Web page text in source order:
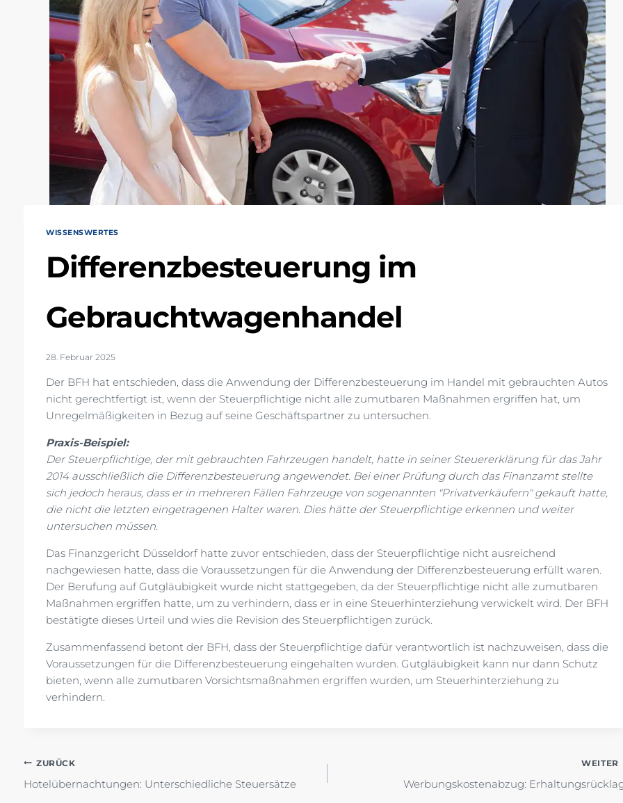
WISSENSWERTES
Differenzbesteuerung im
Gebrauchtwagenhandel
28. Februar 2025
Der BFH hat entschieden, dass die Anwendung der Differenzbesteuerung im Handel mit gebrauchten Autos
nicht gerechtfertigt ist, wenn der Steuerpflichtige nicht alle zumutbaren Maßnahmen ergriffen hat, um
Unregelmäßigkeiten in Bezug auf seine Geschäftspartner zu untersuchen.
Praxis-Beispiel:
Der Steuerpflichtige, der mit gebrauchten Fahrzeugen handelt, hatte in seiner Steuererklärung für das Jahr
2014 ausschließlich die Differenzbesteuerung angewendet. Bei einer Prüfung durch das Finanzamt stellte
sich jedoch heraus, dass er in mehreren Fällen Fahrzeuge von sogenannten "Privatverkäufern" gekauft hatte,
die nicht die letzten eingetragenen Halter waren. Dies hätte der Steuerpflichtige erkennen und weiter
untersuchen müssen.
Das Finanzgericht Düsseldorf hatte zuvor entschieden, dass der Steuerpflichtige nicht ausreichend
nachgewiesen hatte, dass die Voraussetzungen für die Anwendung der Differenzbesteuerung erfüllt waren.
Der Berufung auf Gutgläubigkeit wurde nicht stattgegeben, da der Steuerpflichtige nicht alle zumutbaren
Maßnahmen ergriffen hatte, um zu verhindern, dass er in eine Steuerhinterziehung verwickelt wird. Der BFH
bestätigte dieses Urteil und wies die Revision des Steuerpflichtigen zurück.
Zusammenfassend betont der BFH, dass der Steuerpflichtige dafür verantwortlich ist nachzuweisen, dass die
Voraussetzungen für die Differenzbesteuerung eingehalten wurden. Gutgläubigkeit kann nur dann Schutz
bieten, wenn alle zumutbaren Vorsichtsmaßnahmen ergriffen wurden, um Steuerhinterziehung zu
verhindern.
Beitragsnavigation
ZURÜCK
Hotelübernachtungen: Unterschiedliche Steuersätze
WEITER
Werbungskostenabzug: